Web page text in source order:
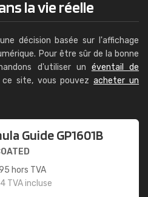
la vie réelle
décision basée sur l'affichage
Pour être sûr de la bonne
d'utiliser un éventail de
ce site, vous pouvezacheter un
Guide GP1601B
hors TVA
TVA incluse